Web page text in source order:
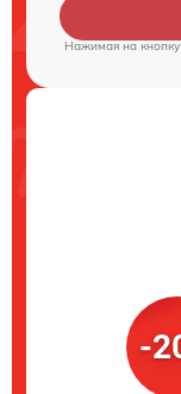
Нажимая на
-